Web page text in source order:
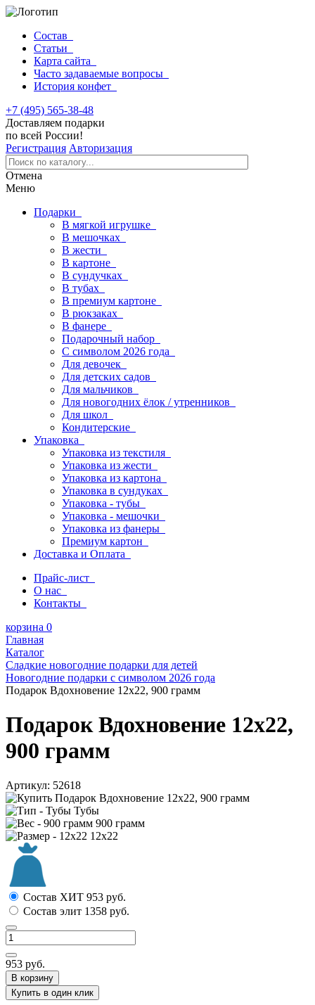
Состав
Статьи
Карта сайта
Часто задаваемые вопросы
История конфет
+7 (495) 565-38-48
Доставляем подарки
по всей России!
Регистрация Авторизация
Отмена
Меню
Подарки
В мягкой игрушке
В мешочках
В жести
В картоне
В сундучках
В тубах
В премиум картоне
В рюкзаках
В фанере
Подарочный набор
С символом 2026 года
Для девочек
Для детских садов
Для мальчиков
Для новогодних ёлок / утренников
Для школ
Кондитерские
Упаковка
Упаковка из текстиля
Упаковка из жести
Упаковка из картона
Упаковка в сундуках
Упаковка - тубы
Упаковка - мешочки
Упаковка из фанеры
Премиум картон
Доставка и Оплата
Прайс-лист
О нас
Контакты
корзина 0
Главная
Каталог
Сладкие новогодние подарки для детей
Новогодние подарки с символом 2026 года
Подарок Вдохновение 12х22, 900 грамм
Подарок Вдохновение 12х22,
900 грамм
Артикул: 52618
Тубы
900 грамм
12х22
Состав ХИТ 953 руб.
Состав элит 1358 руб.
953 руб.
В корзину
Купить в один клик